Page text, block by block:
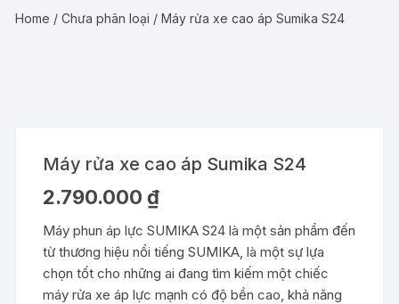
Home /Chưa phân loại / Máy rửa xe cao áp Sumika S24
Máy rửa xe cao áp Sumika S24
2.790.000 ₫
Máy phun áp lực SUMIKA S24 là một sản phẩm đến
từ thương hiệu nổi tiếng SUMIKA, là một sự lựa
chọn tốt cho những ai đang tìm kiếm một chiếc
máy rửa xe áp lực mạnh có độ bền cao, khả năng